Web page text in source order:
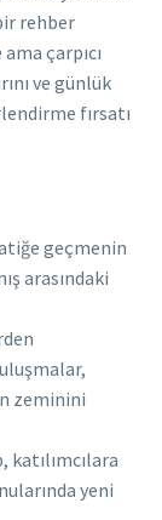
rehber
çarpıcı
ve günlük
fırsatı
geçmenin
arasındaki
zeminini
katılımcılara
yeni